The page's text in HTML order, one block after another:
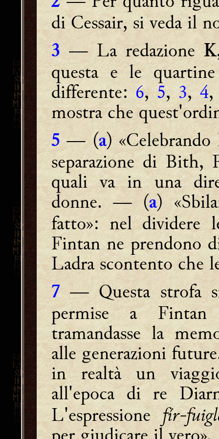
di Cessair, si veda il
3 — La redazioneK
questa e le
differente:6,5,3,4
mostra che
5— (a) «Celebrando
separazione di Bith,
quali va in una
donne. — (a)
fatto»: nel dividere
Fintan ne prendono
Ladra scontento che
7— Questa strofa
permise a Fintan
tramandasse la
alle generazioni
in realtà un
all'epoca di re
L'espressionefír-